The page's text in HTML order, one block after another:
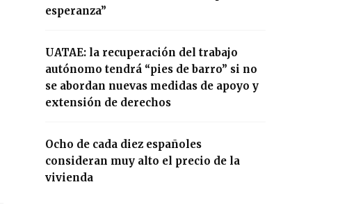
esperanza”
UATAE: la recuperación del trabajo
autónomo tendrá “pies de barro” si no
se abordan nuevas medidas de apoyo y
extensión de derechos
Ocho de cada diez españoles
consideran muy alto el precio de la
vivienda